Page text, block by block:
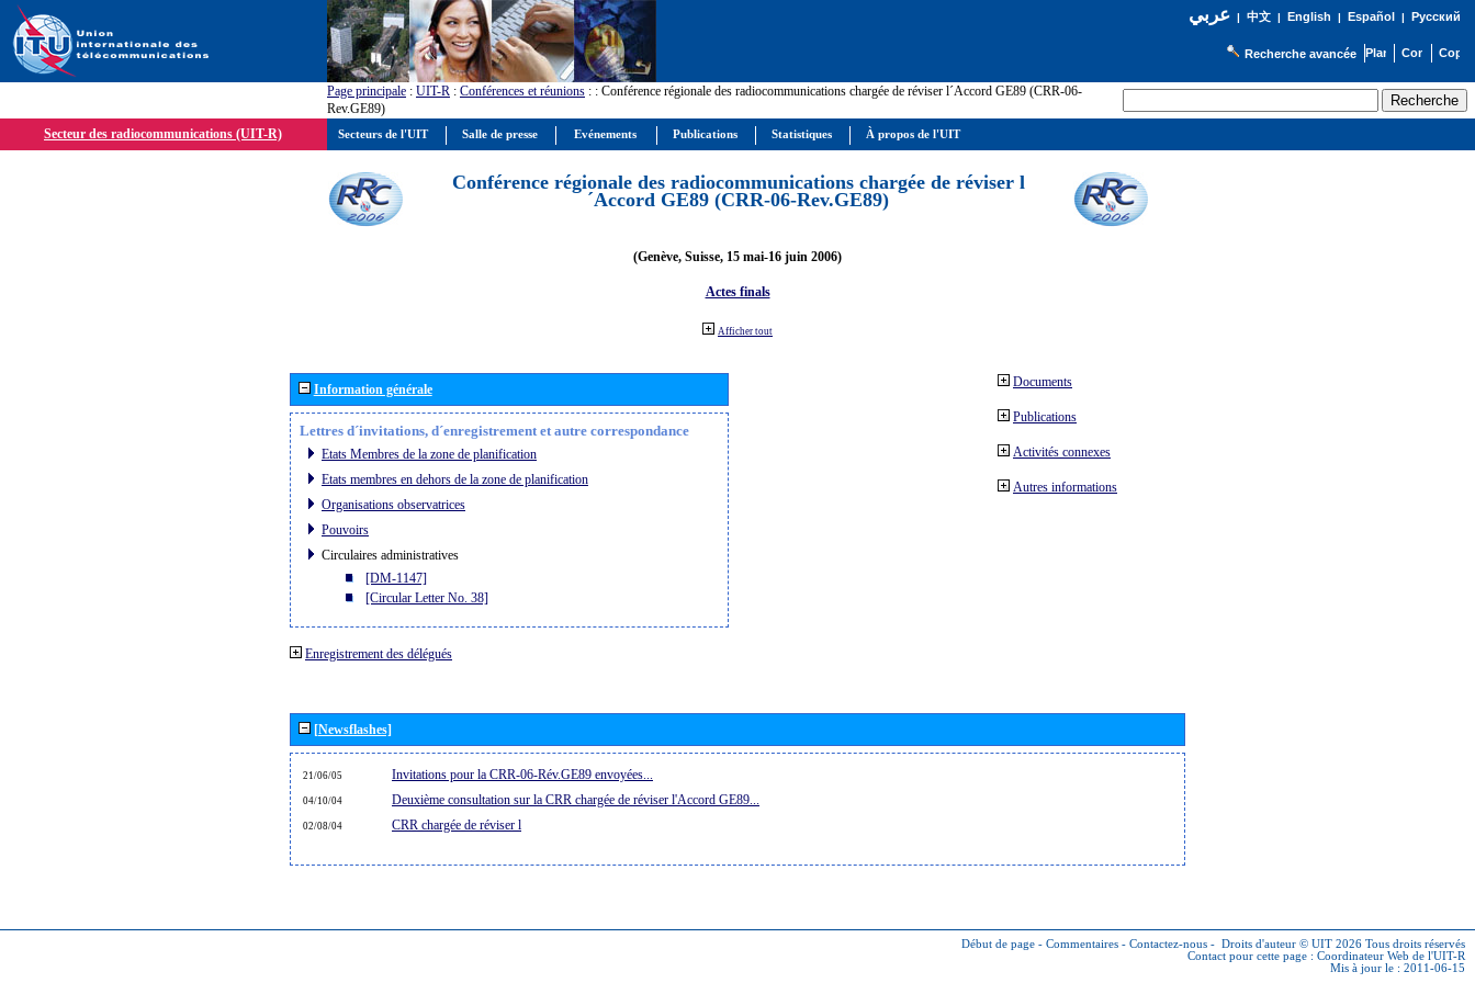
عربي| 中文| English | Español | Русский
Recherche avancée
Page principale : UIT-R : Conférences et réunions : : Conférence régionale des radiocommunications chargée de réviser l´Accord GE89 (CRR-06-
Rev.GE89)
Secteur des radiocommunications (UIT-R)
Conférence régionale des radiocommunications chargée de réviser l
´Accord GE89 (CRR-06-Rev.GE89)
(Genève, Suisse, 15 mai-16 juin 2006)
Actes finals
Afficher tout
Information générale
Lettres d´invitations, d´enregistrement et autre correspondance
Etats Membres de la zone de planification
Etats membres en dehors de la zone de planification
Organisations observatrices
Pouvoirs
Circulaires administratives
[DM-1147]
[Circular Letter No. 38]
Enregistrement des délégués
Documents
Publications
Activités connexes
Autres informations
[Newsflashes]
21/06/05 Invitations pour la CRR-06-Rév.GE89 envoyées...
04/10/04 Deuxième consultation sur la CRR chargée de réviser l'Accord GE89...
02/08/04 CRR chargée de réviser l
Début de page - Commentaires - Contactez-nous - Droits d'auteur © UIT 2026 Tous droits réservés
Contact pour cette page : Coordinateur Web de l'UIT-R
Mis à jour le : 2011-06-15
Secteurs de l'UIT Salle de presse Evénements Publications Statistiques À propos de l'UIT